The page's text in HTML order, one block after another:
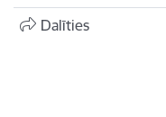
Dalīties